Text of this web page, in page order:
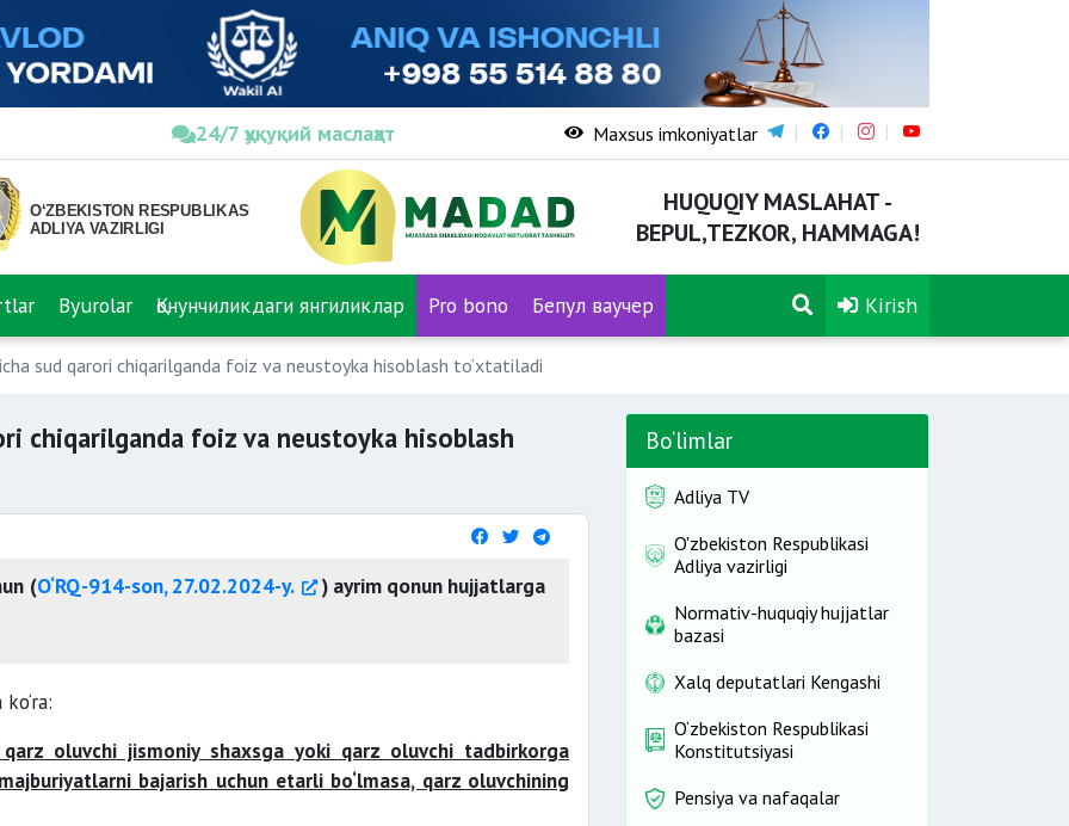
24/7 ҳуқуқий маслаҳат Maxsus imkoniyatlar
HUQUQIY MASLAHAT -
BEPUL,TEZKOR, HAMMAGA!
Byurolar Қонунчиликдаги янгиликлар Pro bono Бепул ваучер Kirish
sud qarori chiqarilganda foiz va neustoyka hisoblash to‘xtatiladi
chiqarilganda foiz va neustoyka hisoblash
(O‘RQ-914-son, 27.02.2024-y.
) ayrim qonun hujjatlarga
oluvchi jismoniy shaxsga yoki qarz oluvchi tadbirkorga
bajarish uchun etarli bo‘lmasa, qarz oluvchining
Bo‘limlar
Adliya TV
O'zbekiston Respublikasi
Adliya vazirligi
Normativ-huquqiy hujjatlar
bazasi
Xalq deputatlari Kengashi
O‘zbekiston Respublikasi
Konstitutsiyasi
Pensiya va nafaqalar